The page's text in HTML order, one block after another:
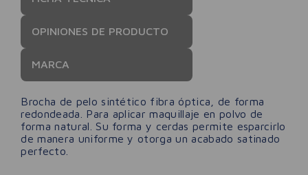
OPINIONES DE PRODUCTO
MARCA
Brocha de pelo sintético fibra óptica, de forma
redondeada. Para aplicar maquillaje en polvo de
forma natural. Su forma y cerdas permite esparcirlo
de manera uniforme y otorga un acabado satinado
perfecto.